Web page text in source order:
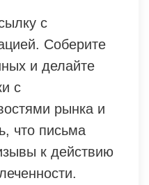
с
Соберите
и делайте
с
рынка и
что письма
к действию